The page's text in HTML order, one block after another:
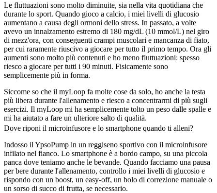
Le fluttuazioni sono molto diminuite, sia nella vita quotidiana che
durante lo sport. Quando gioco a calcio, i miei livelli di glucosio
aumentano a causa degli ormoni dello stress. In passato, a volte
avevo un innalzamento estremo di 180 mg/dL (10 mmol/L) nel giro
di mezz'ora, con conseguenti crampi muscolari e mancanza di fiato,
per cui raramente riuscivo a giocare per tutto il primo tempo. Ora gli
aumenti sono molto più contenuti e ho meno fluttuazioni: spesso
riesco a giocare per tutti i 90 minuti. Fisicamente sono
semplicemente più in forma.
Siccome so che il myLoop fa molte cose da solo, ho anche la testa
più libera durante l'allenamento e riesco a concentrarmi di più sugli
esercizi. Il myLoop mi ha semplicemente tolto un peso dalle spalle e
mi ha aiutato a fare un ulteriore salto di qualità.
Dove riponi il microinfusore e lo smartphone quando ti alleni?
Indosso il YpsoPump in un reggiseno sportivo con il microinfusore
infilato nel fianco. Lo smartphone è a bordo campo, su una piccola
panca dove teniamo anche le bevande. Quando facciamo una pausa
per bere durante l'allenamento, controllo i miei livelli di glucosio e
rispondo con un boost, un easy-off, un bolo di correzione manuale o
un sorso di succo di frutta, se necessario.